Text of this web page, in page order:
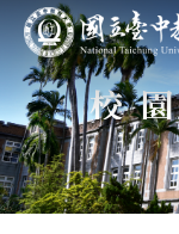
跳
至
主
要
區
:::
校